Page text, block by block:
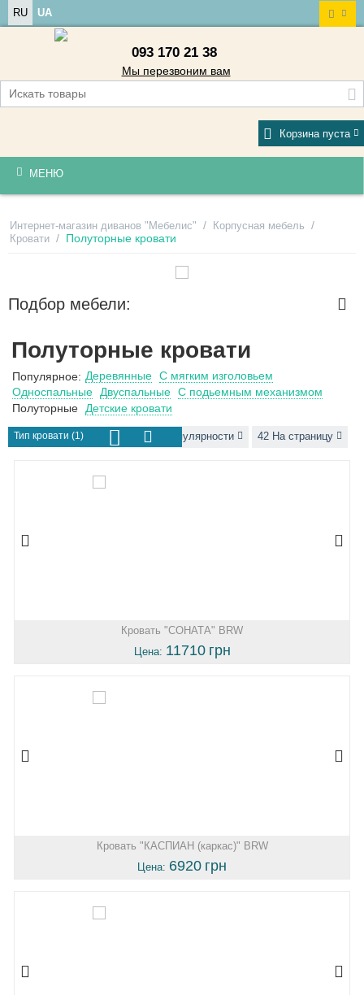
RU UA
093 170 21 38
Мы перезвоним вам
Корзина пуста
МЕНЮ
Интернет-магазин диванов "Мебелис" / Корпусная мебель /
Кровати / Полуторные кровати
Подбор мебели:
Полуторные кровати
Популярное: Деревянные С мягким изголовьем
Односпальные
Двуспальные С подьемным механизмом
Полуторные
Детские кровати
Тип кровати (1) Сортировать по популярности 42 На страницу
Кровать "СОНАТА" BRW
Цена: 11710 грн
Кровать "КАСПИАН (каркас)" BRW
Цена: 6920 грн